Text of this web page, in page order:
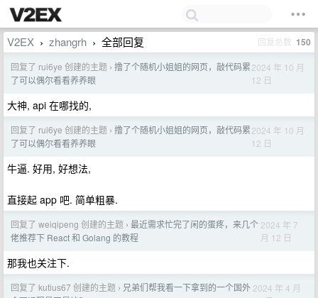
V2EX › zhangrh › 全部回复 回复总数 150
回复了 rui6ye 创建的主题 › 撸了个随机小姐姐的网页，敲代码累
了可以偶尔看看养养眼
2024 年 10 月
12 日
大神, api 在哪找的,
回复了 rui6ye 创建的主题 › 撸了个随机小姐姐的网页，敲代码累
了可以偶尔看看养养眼
2024 年 10 月
12 日
牛逼. 好用, 好想法,
直接起 app 吧. 简单粗暴.
回复了 weiqipeng 创建的主题 › 最近需求忙完了闲的蛋疼，来几个
佬推荐下 React 和 Golang 的教程
2024 年 7
月 12 日
那我也关注下.
回复了 kutius67 创建的主题 › 兄弟们帮我看一下拿到的一个国外 2024 年 4 月